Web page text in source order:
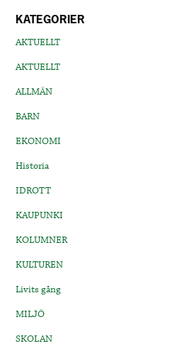
KATEGORIER
AKTUELLT
AKTUELLT
ALLMÄN
BARN
EKONOMI
Historia
IDROTT
KAUPUNKI
KOLUMNER
KULTUREN
Livits gång
MILJÖ
SKOLAN